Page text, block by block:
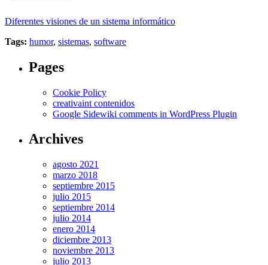
Diferentes visiones de un sistema informático
Tags: humor, sistemas, software
Pages
Cookie Policy
creativaint contenidos
Google Sidewiki comments in WordPress Plugin
Archives
agosto 2021
marzo 2018
septiembre 2015
julio 2015
septiembre 2014
julio 2014
enero 2014
diciembre 2013
noviembre 2013
julio 2013